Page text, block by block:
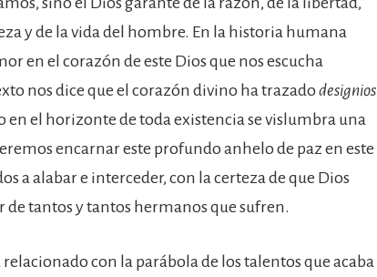
y de la vida del hombre. En la historia humana
en el corazón de este Dios que nos escucha
nos dice que el corazón divino ha trazadodesignios
en el horizonte de toda existencia se vislumbra una
encarnar este profundo anhelo de paz en este
a alabar e interceder, con la certeza de que Dios
de tantos y tantos hermanos que sufren.
con la parábola de los talentos que acaba